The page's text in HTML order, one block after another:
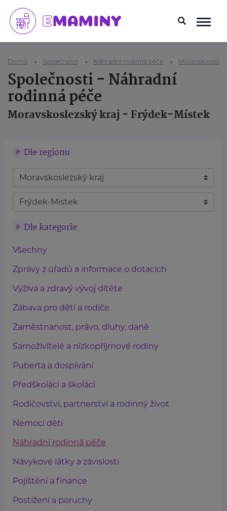
Domů Společnosti Náhradní rodinná péče
Společnosti - Náhradní
rodinná péče
Moravskoslezský kraj - Frýdek-Místek
Dle regionu
Dle kategorie
Všechny
Zprávy z úřadů a informace o dotacích
Výživa a zdravý vývoj dítěte
Zábava pro děti a rodiče
Zaměstnanost, právo, dluhy, daně
Samoživitelé a nízkopříjmové rodiny
Puberta a dospívání
Předškoláci a školáci
Rodičovství, partnerství a rodinný život
Nemoci dětí
Náhradní rodinná péče
Návykové látky a závislosti
Pojištění a finance
Postižení a poruchy